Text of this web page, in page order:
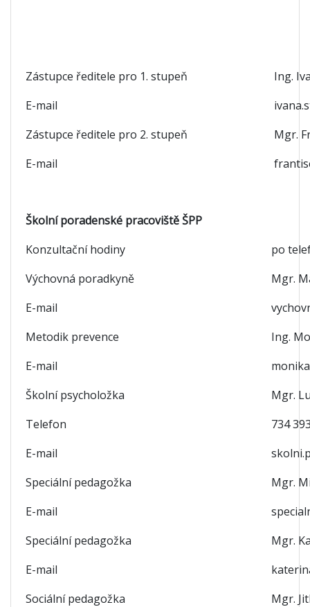
Zástupce ředitele pro 1. stupeň
Ing.
E-mail
Zástupce ředitele pro 2. stupeň
Mgr.
E-mail
Školní poradenské pracoviště ŠPP
Konzultační hodiny
po
Výchovná poradkyně
Mgr.
E-mail
Metodik prevence
Ing.
E-mail
Školní psycholožka
Mgr.
Telefon
734
E-mail
Speciální pedagožka
Mgr.
E-mail
Speciální pedagožka
Mgr.
E-mail
Sociální pedagožka
Mgr.